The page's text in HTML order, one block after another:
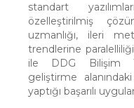
standart
özelleştirilmiş
uzmanlığı, ileri
trendlerine
ile DDG Bilişim
geliştirme
yaptığı başarılı